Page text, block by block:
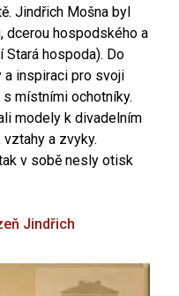
Jindřich Mošna byl
hospodského a
Stará hospoda). Do
a inspiraci pro svoji
místními ochotníky.
modely k divadelním
a zvyky.
v sobě nesly otisk
Jindřich